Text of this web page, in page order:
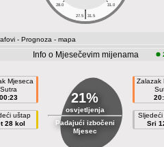
28.0 31.0
|
27.5 31.5
- Prognoza - mapa
Info o Mjesečevim mijenama
Mjeseca
Sutra
00:23
uštap
28 kol
21%
osvjetljenja
Padajući izbočeni
Mjesec
Zalazak
Sri